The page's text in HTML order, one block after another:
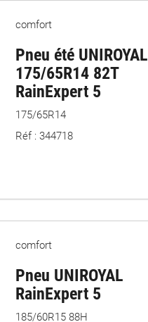
comfort
Pneu été UNIROYAL
175/65R14 82T
RainExpert 5
175/65R14
Réf : 344718
comfort
Pneu UNIROYAL
RainExpert 5
185/60R15 88H